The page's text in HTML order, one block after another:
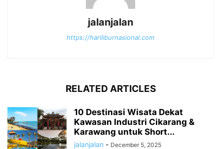
jalanjalan
https://hariliburnasional.com
RELATED ARTICLES
10 Destinasi Wisata Dekat
Kawasan Industri Cikarang &
Karawang untuk Short...
jalanjalan - December 5, 2025